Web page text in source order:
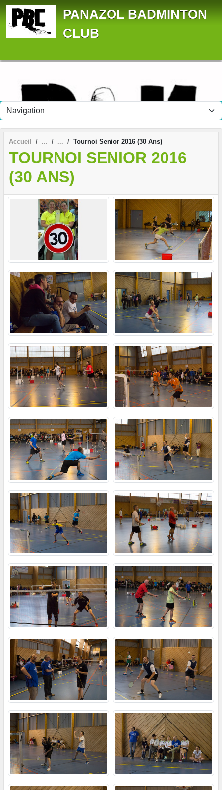
PANAZOL BADMINTON
CLUB
Accueil Tournoi Senior 2016 (30 Ans)
TOURNOI SENIOR 2016
(30 ANS)
Panneau de gestion des cookies